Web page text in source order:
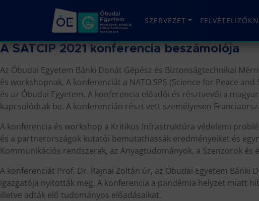
SZERVEZET
A SATCIP 2021 konferencia beszámolója
Az Óbudai Egyetem Bánki Donát Gépész és Biztonságtechnikai
és workshopnak. A konferenciát a NATO SPS (Science for Peace
és az Óbudai Egyetem. A konferencia előadói és résztvevői a
kapcsolódtak be. A konferencián részt vett személyesen
A konferencia és workshop a Kritikus Infrastruktúra védelemi
és a partnerországok kutatói bemutathassák eredményeiket és
Kommunikációs rendszerek, az Anyagtudományok, a Szenzorok
A konferenciát Prof. Dr. Rajnai Zoltán úr, az Óbudai Egyetem Bánki
igazgatója nyitották meg. A konferencia a pandémia helyzet miatt
illetve adták elő tudományos előadásaikat.